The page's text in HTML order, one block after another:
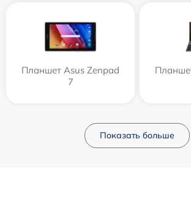
Планшет Asus Zenpad
7
Показать больше